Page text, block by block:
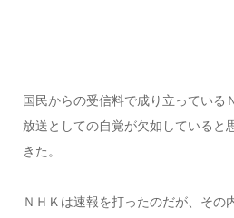
国民からの受信料で成り立っている
放送としての自覚が欠如していると
きた。
ＮＨＫは速報を打ったのだが、その